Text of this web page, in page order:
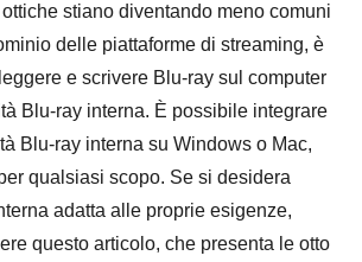
stiano diventando meno comuni
delle piattaforme di streaming, è
e scrivere Blu-ray sul computer
Blu-ray interna. È possibile integrare
Blu-ray interna su Windows o Mac,
qualsiasi scopo. Se si desidera
adatta alle proprie esigenze,
questo articolo, che presenta le otto